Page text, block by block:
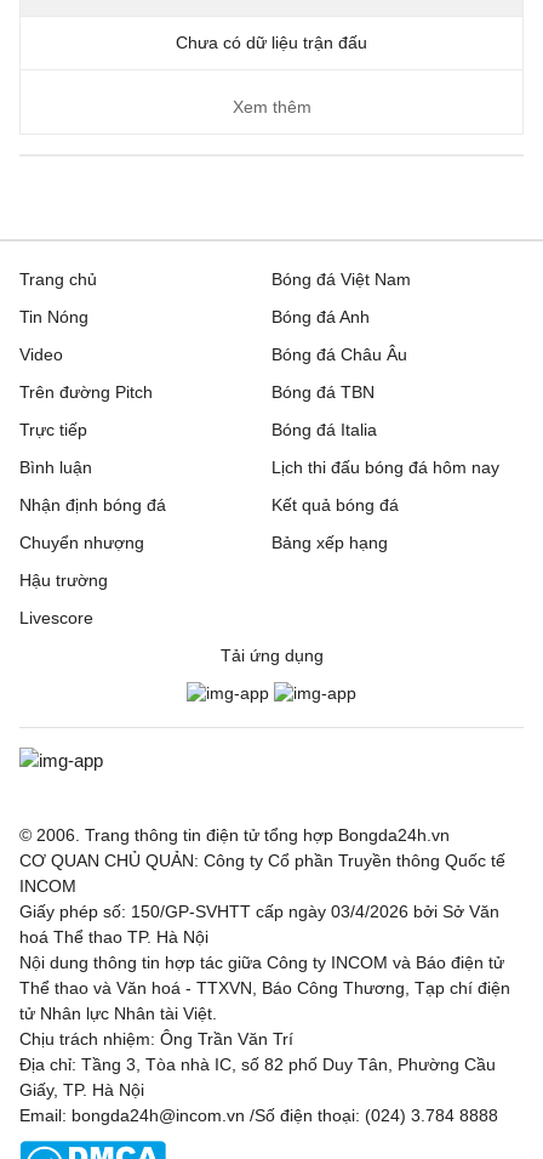
Chưa có dữ liệu trận đấu
Xem thêm
Trang chủ
Tin Nóng
Video
Trên đường Pitch
Trực tiếp
Bóng đá Việt Nam
Bóng đá Anh
Bóng đá Châu Âu
Bóng đá TBN
Bóng đá Italia
Bình luận
Nhận định bóng đá
Chuyển nhượng
Hậu trường
Livescore
Lịch thi đấu bóng đá hôm nay
Kết quả bóng đá
Bảng xếp hạng
Tải ứng dụng
© 2006. Trang thông tin điện tử tổng hợp Bongda24h.vn
CƠ QUAN CHỦ QUẢN: Công ty Cổ phần Truyền thông Quốc tế
INCOM
Giấy phép số: 150/GP-SVHTT cấp ngày 03/4/2026 bởi Sở Văn
hoá Thể thao TP. Hà Nội
Nội dung thông tin hợp tác giữa Công ty INCOM và Báo điện tử
Thể thao và Văn hoá - TTXVN, Báo Công Thương, Tạp chí điện
tử Nhân lực Nhân tài Việt.
Chịu trách nhiệm: Ông Trần Văn Trí
Địa chỉ: Tầng 3, Tòa nhà IC, số 82 phố Duy Tân, Phường Cầu
Giấy, TP. Hà Nội
Email: bongda24h@incom.vn /Số điện thoại: (024) 3.784 8888